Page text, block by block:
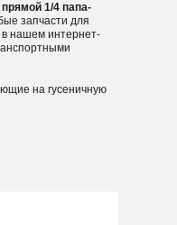
1/4 папа-
запчасти для
в нашем интернет-
на гусеничную